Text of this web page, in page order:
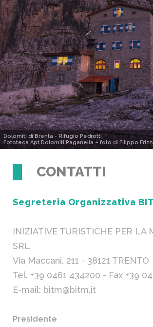
Dolomiti di Brenta - Rifugio Pedrotti
Fototeca Apt Dolomiti Paganella – foto di Filippo
CONTATTI
Segreteria Organizzativa
INIZIATIVE TURISTICHE PER LA
SRL
Via Maccani, 211 - 38121 TRENTO
Tel. +39 0461 434200 - Fax +39
E-mail: bitm@bitm.it
Presidente